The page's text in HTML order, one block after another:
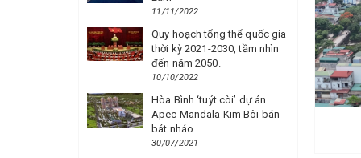
11/11/2022
Quy hoạch tổng thể quốc gia
thời kỳ 2021-2030, tầm nhìn
đến năm 2050.
10/10/2022
Hòa Bình ‘tuýt còi’ dự án
Apec Mandala Kim Bôi bán
bát nháo
30/07/2021